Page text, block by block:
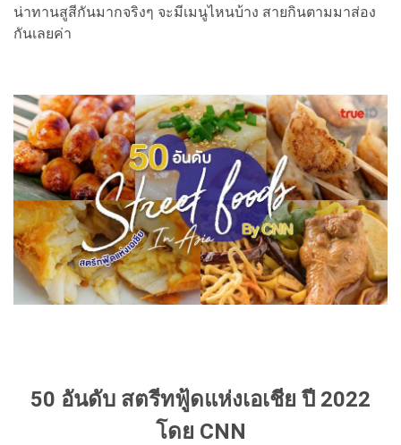
น่าทานสูสีกันมากจริงๆ จะมีเมนูไหนบ้าง สายกินตามมาส่อง
กันเลยค่า
50 อันดับ สตรีทฟู้ดแห่งเอเชีย ปี 2022
โดย CNN